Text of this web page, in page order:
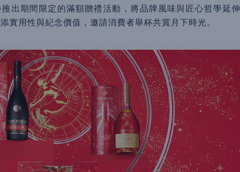
出期間限定的滿額贈禮活動，將品牌風味與匠心哲學延伸
實用性與紀念價值，邀請消費者舉杯共賞月下時光。